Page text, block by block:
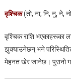
वृश्चिक(तो, ना, नि, नु, ने,
वृश्चिक राशि भएकाहरूका
झुक्याउनेछन् भने
मेहनत खेर जानेछ। पुरानो